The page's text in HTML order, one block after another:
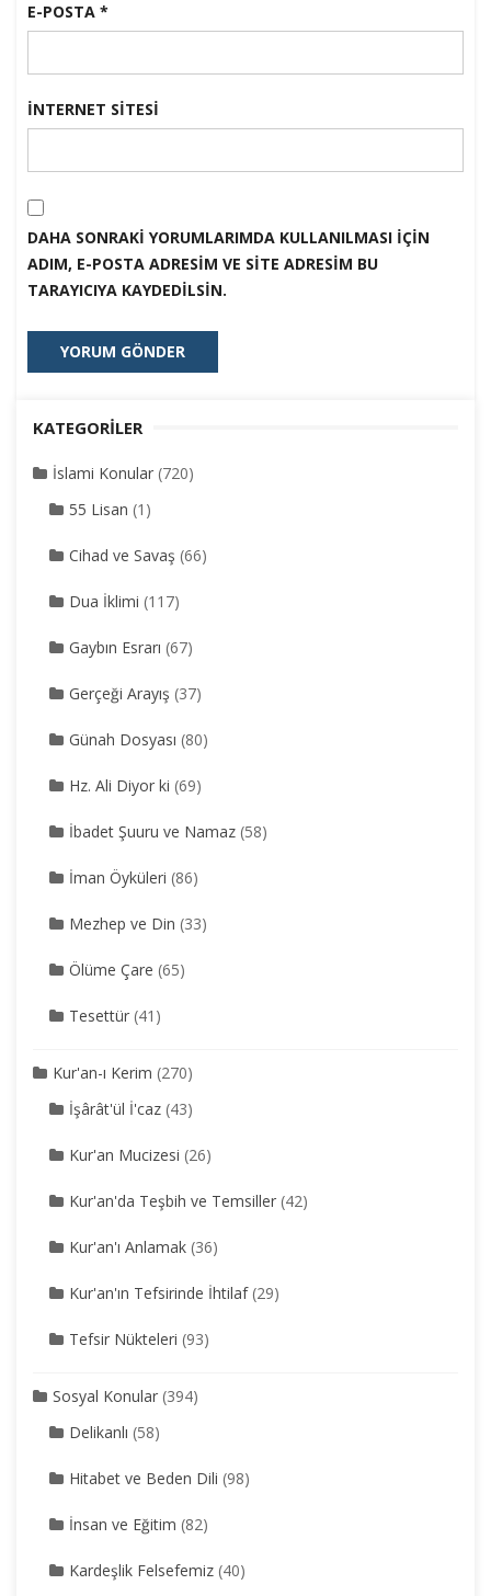
E-POSTA *
İNTERNET SITESI
DAHA SONRAKI YORUMLARIMDA KULLANILMASI IÇIN
ADIM, E-POSTA ADRESIM VE SITE ADRESIM BU
TARAYICIYA KAYDEDILSIN.
KATEGORILER
İslami Konular (720)
55 Lisan (1)
Cihad ve Savaş (66)
Dua İklimi (117)
Gaybın Esrarı (67)
Gerçeği Arayış (37)
Günah Dosyası (80)
Hz. Ali Diyor ki (69)
İbadet Şuuru ve Namaz (58)
İman Öyküleri (86)
Mezhep ve Din (33)
Ölüme Çare (65)
Tesettür (41)
Kur'an-ı Kerim (270)
İşârât'ül İ'caz (43)
Kur'an Mucizesi (26)
Kur'an'da Teşbih ve Temsiller (42)
Kur'an'ı Anlamak (36)
Kur'an'ın Tefsirinde İhtilaf(29)
Tefsir Nükteleri (93)
Sosyal Konular (394)
Delikanlı (58)
Hitabet ve Beden Dili (98)
İnsan ve Eğitim (82)
Kardeşlik Felsefemiz (40)